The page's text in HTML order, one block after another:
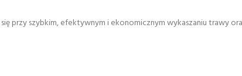
przy szybkim, efektywnym i ekonomicznym wykaszaniu trawy